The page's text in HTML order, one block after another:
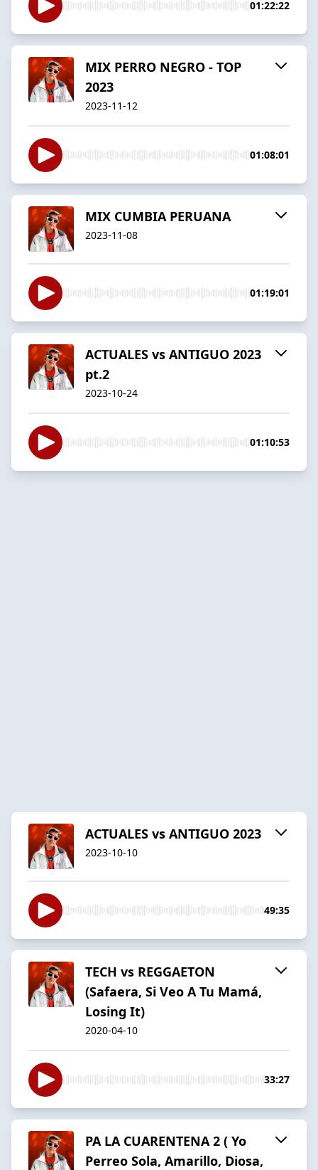
01:22:22
MIX PERRO NEGRO - TOP
2023
2023-11-12
01:08:01
MIX CUMBIA PERUANA
2023-11-08
01:19:01
ACTUALES vs ANTIGUO 2023
pt.2
2023-10-24
01:10:53
ACTUALES vs ANTIGUO 2023
2023-10-10
49:35
TECH vs REGGAETON
(Safaera, Si Veo A Tu Mamá,
Losing It)
2020-04-10
33:27
PA LA CUARENTENA 2 ( Yo
Perreo Sola, Amarillo, Diosa,